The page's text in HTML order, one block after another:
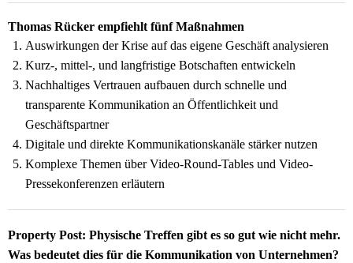
Thomas Rücker empfiehlt fünf Maßnahmen
Auswirkungen der Krise auf das eigene Geschäft analysieren
Kurz-, mittel-, und langfristige Botschaften entwickeln
Nachhaltiges Vertrauen aufbauen durch schnelle und
transparente Kommunikation an Öffentlichkeit und
Geschäftspartner
Digitale und direkte Kommunikationskanäle stärker nutzen
Komplexe Themen über Video-Round-Tables und Video-
Pressekonferenzen erläutern
Property Post: Physische Treffen gibt es so gut wie nicht mehr.
Was bedeutet dies für die Kommunikation von Unternehmen?